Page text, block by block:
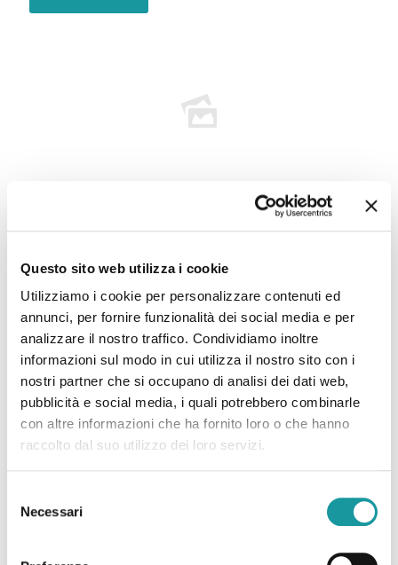
Questo sito web utilizza i cookie
Utilizziamo i cookie per personalizzare contenuti ed
annunci, per fornire funzionalità dei social media e per
analizzare il nostro traffico. Condividiamo inoltre
informazioni sul modo in cui utilizza il nostro sito con i
nostri partner che si occupano di analisi dei dati web,
pubblicità e social media, i quali potrebbero combinarle
con altre informazioni che ha fornito loro o che hanno
raccolto dal suo utilizzo dei loro servizi.
delNecessari
22.6.2026 – “Morto Andrea ‘Floppy’ Filippini, l’infermiere
corsia: ‘Ha saputo curare’”
Leggi tutto
22.6.2026 – “Andrea Filippini Floppy è morto. Addio